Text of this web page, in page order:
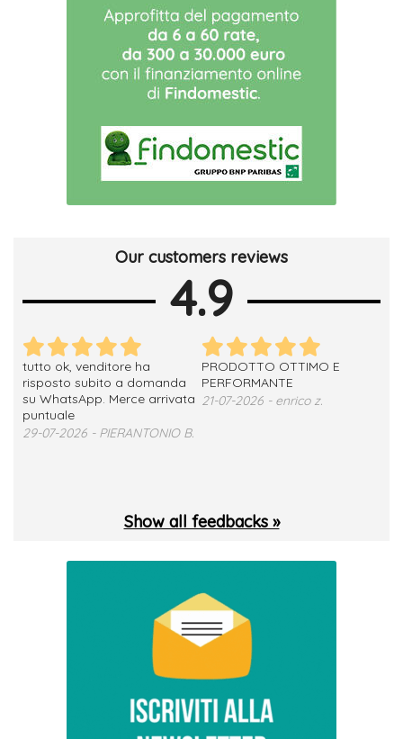
Our customers reviews
4.9
tutto ok, venditore ha
risposto subito a domanda
su WhatsApp. Merce arrivata
puntuale
29-07-2026 - PIERANTONIO B.
PRODOTTO OTTIMO E
PERFORMANTE
21-07-2026 - enrico z.
Show all feedbacks »